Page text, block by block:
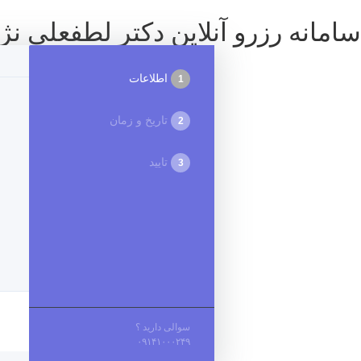
سامانه رزرو آنلاین دکتر لطفعلی
1 اطلاعات
2 تاریخ و زمان
3 تایید
سوالی دارید ؟
۰۹۱۴۱۰۰۰۲۴۹